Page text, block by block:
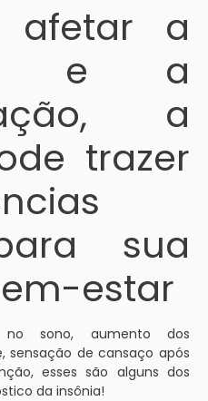
afetar a
e a
a
trazer
sua
estar
no sono, aumento dos
sensação de cansaço após
esses são alguns dos
da insônia!